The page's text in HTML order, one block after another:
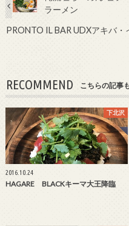
ラーメン
PRONTO IL BAR UDXアキバ
RECOMMEND こちらの記事
下北沢
2016.10.24
HAGARE BLACKキーマ大王降臨